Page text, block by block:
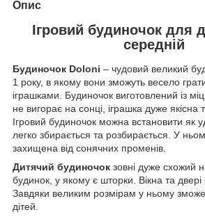
Опис
Ігровий будиночок для
середній
Будиночок Doloni – чудовий великий
1 року, в якому вони зможуть весело
іграшками. Будиночок виготовлений із
не вигорає на сонці, іграшка дуже якісна
Ігровий будиночок можна встановити як
легко збирається та розбирається. У
захищена від сонячних променів.
Дитячий будиночок зовні дуже схожий
будинок, у якому є шторки. Вікна та двері
Завдяки великим розмірам у ньому зможе
дітей.